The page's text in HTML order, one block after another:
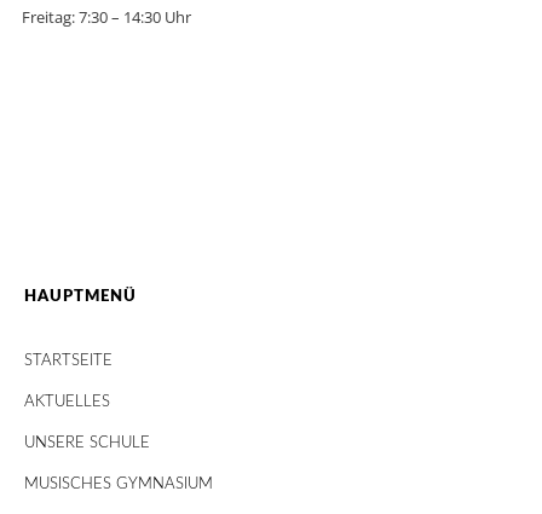
Freitag: 7:30 – 14:30 Uhr
HAUPTMENÜ
STARTSEITE
AKTUELLES
UNSERE SCHULE
MUSISCHES GYMNASIUM